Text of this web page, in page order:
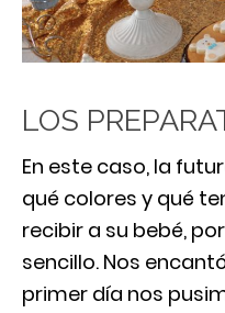
LOS
En este caso, la
qué colores y qué
recibir a su bebé,
sencillo. Nos
primer día nos